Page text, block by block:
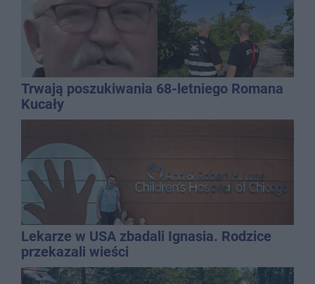
Trwają poszukiwania 68-letniego Romana
Kucały
Lekarze w USA zbadali Ignasia. Rodzice
przekazali wieści